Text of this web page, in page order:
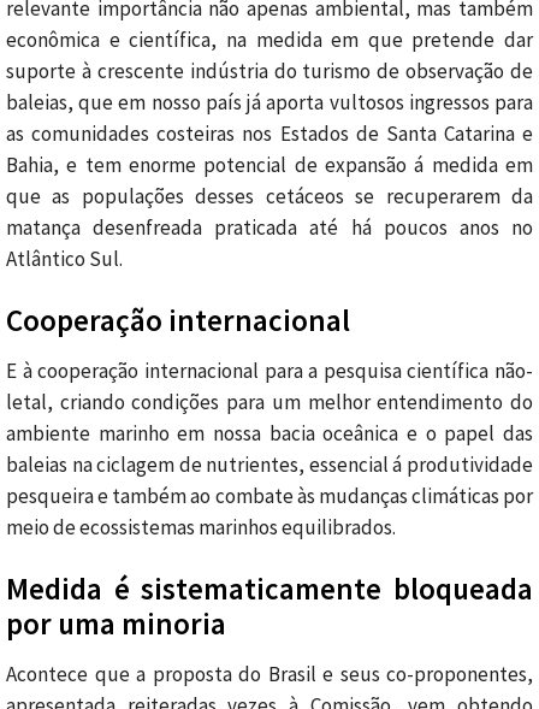
relevante importância não apenas ambiental, mas também
econômica e científica, na medida em que pretende dar
suporte à crescente indústria do turismo de observação de
baleias, que em nosso país já aporta vultosos ingressos para
as comunidades costeiras nos Estados de Santa Catarina e
Bahia, e tem enorme potencial de expansão á medida em
que as populações desses cetáceos se recuperarem da
matança desenfreada praticada até há poucos anos no
Atlântico Sul.
Cooperação internacional
E à cooperação internacional para a pesquisa científica não-
letal, criando condições para um melhor entendimento do
ambiente marinho em nossa bacia oceânica e o papel das
baleias na ciclagem de nutrientes, essencial á produtividade
pesqueira e também ao combate às mudanças climáticas por
meio de ecossistemas marinhos equilibrados.
Medida é sistematicamente bloqueada
por uma minoria
Acontece que a proposta do Brasil e seus co-proponentes,